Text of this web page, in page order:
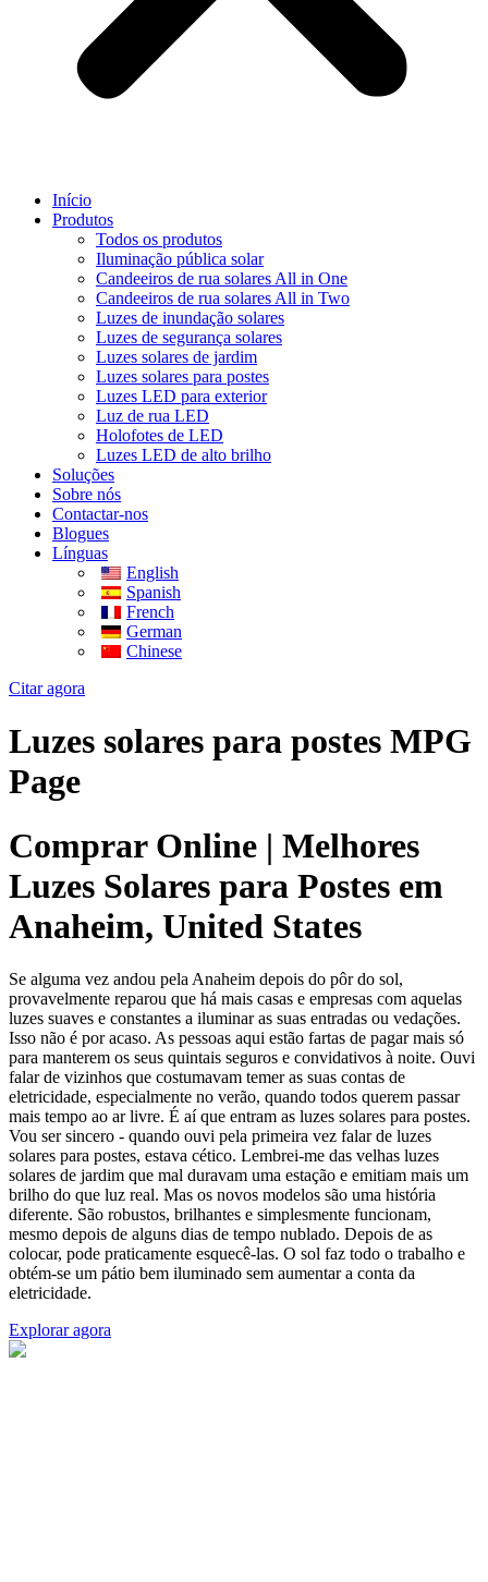
Início
Produtos
Todos os produtos
Iluminação pública solar
Candeeiros de rua solares All in One
Candeeiros de rua solares All in Two
Luzes de inundação solares
Luzes de segurança solares
Luzes solares de jardim
Luzes solares para postes
Luzes LED para exterior
Luz de rua LED
Holofotes de LED
Luzes LED de alto brilho
Soluções
Sobre nós
Contactar-nos
Blogues
Línguas
English
Spanish
French
German
Chinese
Citar agora
Luzes solares para postes MPG
Page
Comprar Online | Melhores
Luzes Solares para Postes em
Anaheim, United States
Se alguma vez andou pela Anaheim depois do pôr do sol,
provavelmente reparou que há mais casas e empresas com aquelas
luzes suaves e constantes a iluminar as suas entradas ou vedações.
Isso não é por acaso. As pessoas aqui estão fartas de pagar mais só
para manterem os seus quintais seguros e convidativos à noite. Ouvi
falar de vizinhos que costumavam temer as suas contas de
eletricidade, especialmente no verão, quando todos querem passar
mais tempo ao ar livre. É aí que entram as luzes solares para postes.
Vou ser sincero - quando ouvi pela primeira vez falar de luzes
solares para postes, estava cético. Lembrei-me das velhas luzes
solares de jardim que mal duravam uma estação e emitiam mais um
brilho do que luz real. Mas os novos modelos são uma história
diferente. São robustos, brilhantes e simplesmente funcionam,
mesmo depois de alguns dias de tempo nublado. Depois de as
colocar, pode praticamente esquecê-las. O sol faz todo o trabalho e
obtém-se um pátio bem iluminado sem aumentar a conta da
eletricidade.
Explorar agora